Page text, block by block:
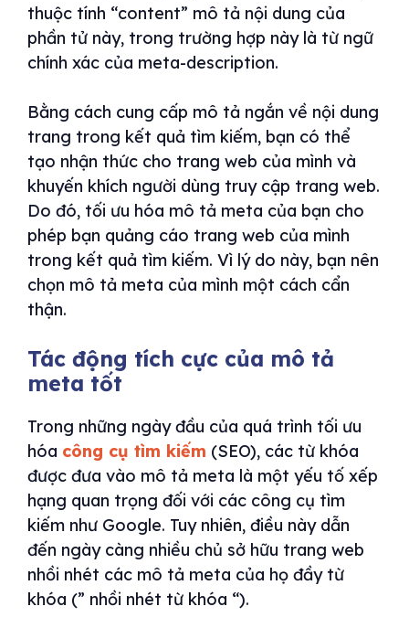
thuộc tính “content” mô tả nội dung của
phần tử này, trong trường hợp này là từ ngữ
chính xác của meta-description.
Bằng cách cung cấp mô tả ngắn về nội dung
trang trong kết quả tìm kiếm, bạn có thể
tạo nhận thức cho trang web của mình và
khuyến khích người dùng truy cập trang web.
Do đó, tối ưu hóa mô tả meta của bạn cho
phép bạn quảng cáo trang web của mình
trong kết quả tìm kiếm. Vì lý do này, bạn nên
chọn mô tả meta của mình một cách cẩn
thận.
Tác động tích cực của mô tả
meta tốt
Trong những ngày đầu của quá trình tối ưu
hóa công cụ tìm kiếm (SEO), các từ khóa
được đưa vào mô tả meta là một yếu tố xếp
hạng quan trọng đối với các công cụ tìm
kiếm như Google. Tuy nhiên, điều này dẫn
đến ngày càng nhiều chủ sở hữu trang web
nhồi nhét các mô tả meta của họ đầy từ
khóa (” nhồi nhét từ khóa “).